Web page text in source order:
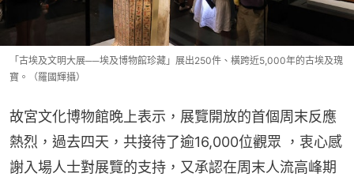
「古埃及文明大展──埃及博物館珍藏」展出250件、橫跨近5,000年的古埃及瑰
寶。（羅國輝攝）
故宮文化博物館晚上表示，展覽開放的首個周末反應
熱烈，過去四天，共接待了逾16,000位觀眾 ，衷心感
謝入場人士對展覽的支持，又承認在周末人流高峰期